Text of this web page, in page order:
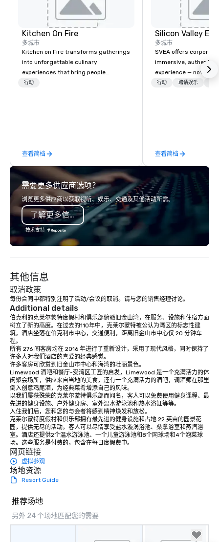
Kitchen On Fire
多城市
Kitchen on Fire transforms gatherings
into unforgettable culinary
experiences that bring people
together. Since 2005, we've
instructors guide participants
through collaborative cooking
sessions using high-quality
ingredients and time-tested
techniques. Whether you're planning a
corporate team-building retreat,
milestone celebration, or virtual
cooking experience, we create
memorable events that encourage
connection, boost engagement, and
leave participants with new skills
building, corporate wellness
programs, birthday parties,
anniversary celebrations, rehearsal
dinners, holiday events, client
entertainment, and virtual team
connections. We handle everything
instruction, making your event
planning seamless.
行动
查看简档
多城市
SVEA offers
immersive, authentic
experience — not a
transformation. We
offsites. Whether
think like a Silicon
explore the mindsets
world's fastest-
or walk away with a
innovation playbook,
Fully customizable by
seniority, and
行动 聘请娱乐
查看简档
需要更多供应商选项？
浏览更多供应商以获取视听、娱乐、交通及其他活动所需。
了解更多信息
技术支持
其他信息
取消政策
每份合同中都特别注明了活动/会议的取消。请与您的销售经理讨论。
Additional details
伯克利的克莱尔蒙特度假村和俱乐部俯瞰旧金山湾，在服务、设施和住宿方面
树立了新的高度。在过去的110年中，克莱尔蒙特被公认为湾区的标志性建
筑。酒店坐落在伯克利市中心，交通便利，距离旧金山市中心仅 20 分钟车
程。
所有 276 间客房均在 2016 年进行了重新设计，采用了现代风格，同时保持了
许多人对我们酒店的喜爱的经典感觉。
许多客房可欣赏到旧金山市中心和海湾的壮丽景色。
Limewood 酒吧和餐厅-受湾区工匠的启发，Limewood 是一个充满活力的休
闲聚会场所，供应来自当地的美食，还有一个充满活力的酒吧，调酒师在那里
倒入创意鸡尾酒，为经典菜肴增添自己的风味。
以我们屡获殊荣的克莱尔蒙特俱乐部而闻名，客人可以免费使用健身课程、最
先进的健身设施、户外健身房、室外温水游泳池和热水浴缸等等。
入住我们后，您和您的与会者将感到精神焕发和放松。
克莱尔蒙特度假村和俱乐部拥有最先进的健身设施和占地 22 英亩的园景花
园，提供无尽的活动。客人可以尽情享受盐水漩涡浴池、桑拿浴室和蒸汽浴
室。酒店还提供2个温水游泳池、一个儿童游泳池和8个网球场和4个泡菜球
场。这些服务是付费的，包含在每日度假费中。
网页链接
虚拟参观
场地资源
Resort Guide
推荐场地
另外 24 个场地匹配您的需要